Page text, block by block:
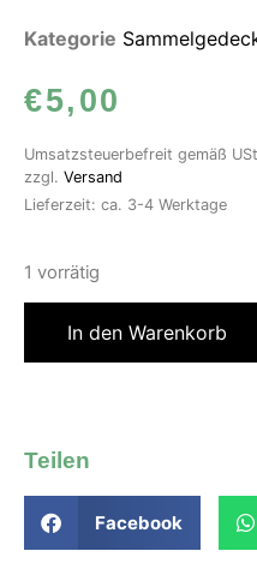
Kategorie
€5,00
Umsatzsteuerbefreit gemäß
zzgl. Versand
Lieferzeit: ca. 3-4 Werktage
1 vorrätig
In den Warenkorb
Teilen
Facebook